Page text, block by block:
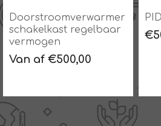
Doorstroomverwarmer
schakelkast regelbaar
vermogen
Van af €500,00